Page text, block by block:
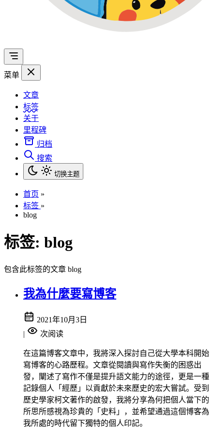
菜单
文章
标签
关于
里程碑
归档
搜索
切换主题
首页 »
标签 »
blog
标签: blog
包含此标签的文章 blog
我為什麼要寫博客
2021年10月3日
|
次阅读
在這篇博客文章中，我將深入探討自己從大學本科開始
寫博客的心路歷程。文章從閱讀與寫作失衡的困惑出
發，闡述了寫作不僅是提升語文能力的途徑，更是一種
記錄個人「經歷」以貢獻於未來歷史的宏大嘗試。受到
歷史學家柯文著作的啟發，我將分享為何把個人當下的
所思所感視為珍貴的「史料」，並希望通過這個博客為
我所處的時代留下獨特的個人印記。